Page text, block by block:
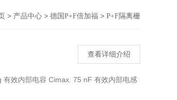
> 产品中心 > 德国P+F倍加福 > P+F隔离栅
查看详细介绍
效内部电容 Cimax. 75 nF 有效内部电感